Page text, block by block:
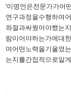
’이명언은전문가가어
연구과정을수행하며
좌절과싸웠어야했는
람이어야하는가에대
며어떤노력을기울였
는지를간접적으로알